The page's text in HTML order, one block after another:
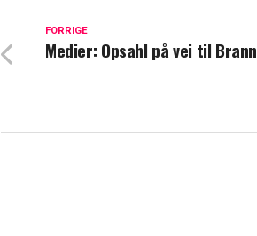
FORRIGE
Medier: Opsahl på vei til Brann